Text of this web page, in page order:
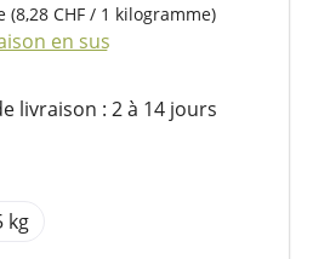
(8,28 CHF / 1 kilogramme)
en sus
livraison : 2 à 14 jours
kg